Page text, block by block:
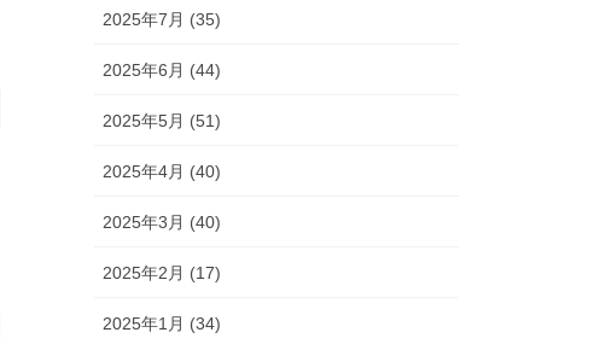
2025年7月 (35)
2025年6月 (44)
2025年5月 (51)
2025年4月 (40)
2025年3月 (40)
2025年2月 (17)
2025年1月 (34)